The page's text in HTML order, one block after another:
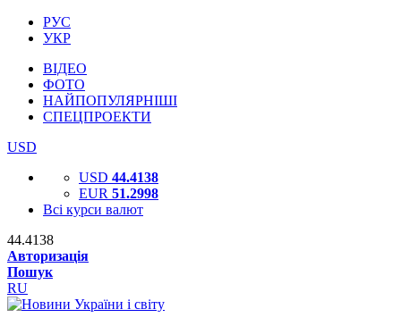
РУС
УКР
ВІДЕО
ФОТО
НАЙПОПУЛЯРНІШІ
СПЕЦПРОЕКТИ
USD
USD 44.4138
EUR 51.2998
Всі курси валют
44.4138
Авторизація
Пошук
RU